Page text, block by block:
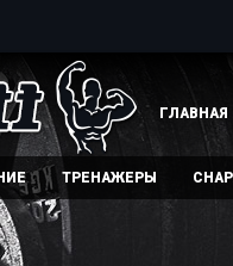
ГЛАВНАЯ
ТРЕНАЖЕРЫ